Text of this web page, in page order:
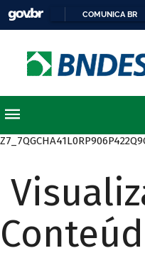
COMUNICA BR